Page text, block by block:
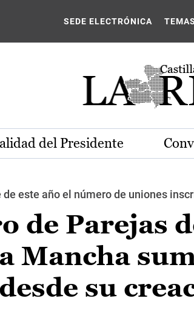
SEDE ELECTRÓNICA TEMAS
del Presidente
este año el número de uniones
de Parejas
Mancha
su